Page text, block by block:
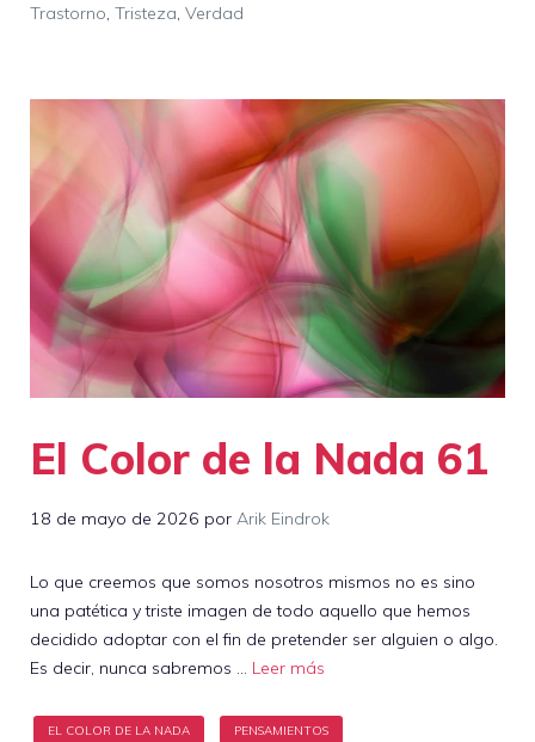
Trastorno, Tristeza, Verdad
El Color de la Nada 61
18 de mayo de 2026 por Arik Eindrok
Lo que creemos que somos nosotros mismos no es sino
una patética y triste imagen de todo aquello que hemos
decidido adoptar con el fin de pretender ser alguien o algo.
Es decir, nunca sabremos … Leer más